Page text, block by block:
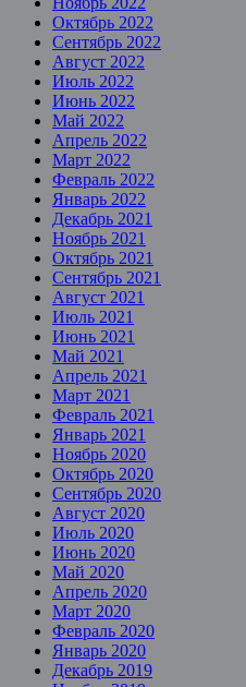
Октябрь 2022
Сентябрь 2022
Август 2022
Июль 2022
Июнь 2022
Май 2022
Апрель 2022
Март 2022
Февраль 2022
Январь 2022
Декабрь 2021
Ноябрь 2021
Октябрь 2021
Сентябрь 2021
Август 2021
Июль 2021
Июнь 2021
Май 2021
Апрель 2021
Март 2021
Февраль 2021
Январь 2021
Ноябрь 2020
Октябрь 2020
Сентябрь 2020
Август 2020
Июль 2020
Июнь 2020
Май 2020
Апрель 2020
Март 2020
Февраль 2020
Январь 2020
Декабрь 2019